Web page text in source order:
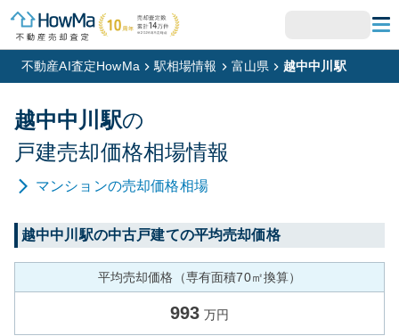
不動産AI査定HowMa 駅相場情報 富山県 越中中川駅
越中中川駅の
戸建売却価格相場情報
マンションの売却価格相場
越中中川駅の中古戸建ての平均売却価格
平均売却価格（専有面積70㎡換算）
993 万円